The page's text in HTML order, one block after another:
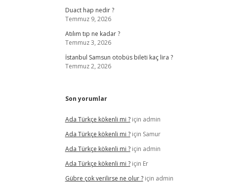
Duact hap nedir ?
Temmuz 9, 2026
Atılım tıp ne kadar ?
Temmuz 3, 2026
İstanbul Samsun otobüs bileti kaç lira ?
Temmuz 2, 2026
Son yorumlar
Ada Türkçe kökenli mi ?için admin
Ada Türkçe kökenli mi ?için Samur
Ada Türkçe kökenli mi ?için admin
Ada Türkçe kökenli mi ?için Er
Gübre çok verilirse ne olur ?için admin